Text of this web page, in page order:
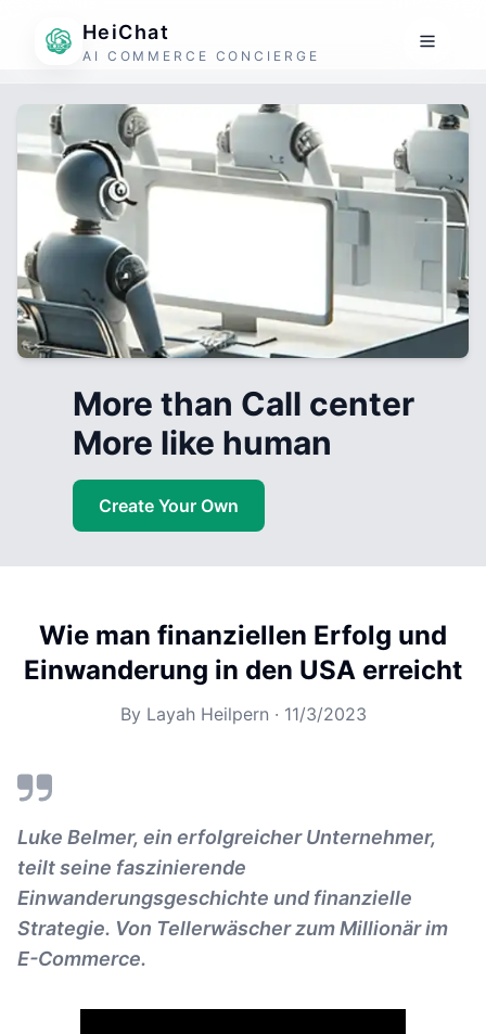
HeiChat
AI COMMERCE CONCIERGE
More than Call center
More like human
Create Your Own
Wie man finanziellen Erfolg und
Einwanderung in den USA erreicht
By Layah Heilpern · 11/3/2023
Luke Belmer, ein erfolgreicher Unternehmer,
teilt seine faszinierende
Einwanderungsgeschichte und finanzielle
Strategie. Von Tellerwäscher zum Millionär im
E-Commerce.